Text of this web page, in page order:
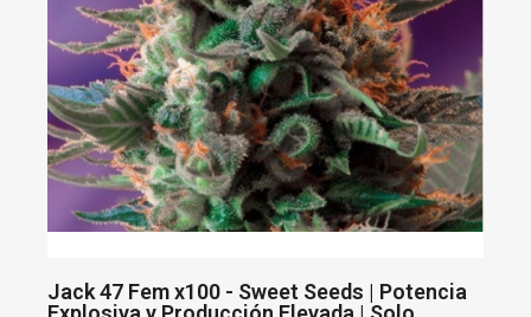
Jack 47 Fem x100 - Sweet Seeds | Potencia